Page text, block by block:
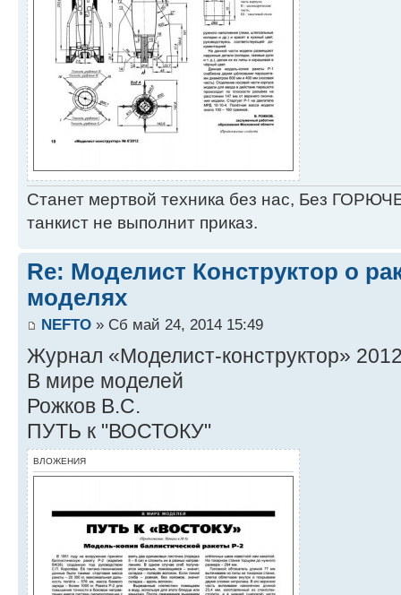
Станет мертвой техника без нас, Без
танкист не выполнит приказ.
Re: Моделист Конструктор о
моделях
NEFTO » Сб май 24, 2014 15:49
Журнал «Моделист-конструктор»
В мире моделей
Рожков В.С.
ПУТЬ к "ВОСТОКУ"
ВЛОЖЕНИЯ